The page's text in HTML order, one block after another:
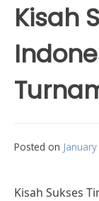
Kisah
Posted on
Kisah Sukses